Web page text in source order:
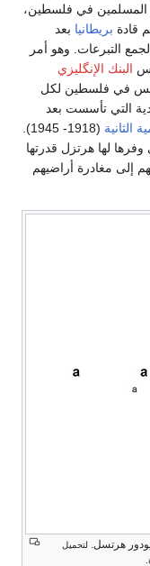
المسلمين في فلسطين،
قادة بريطانيا بعد
لجمع التبرعات. وهو أمر
البنك الإنگليزي
في فلسطين لكل
التي تأسست بعد
الثانية
(1918- 1945).
وفرها لها هرتزل قدرتها
إلى مغادرة أراضيهم
هرتسل.
لتحميل